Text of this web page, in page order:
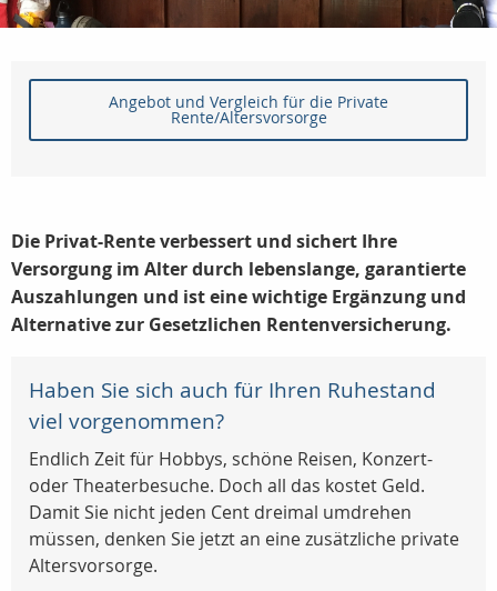
Angebot und Vergleich für die Private
Rente/Altersvorsorge
Die Privat-Rente verbessert und sichert Ihre
Versorgung im Alter durch lebenslange, garantierte
Auszahlungen und ist eine wichtige Ergänzung und
Alternative zur Gesetzlichen Rentenversicherung.
Haben Sie sich auch für Ihren Ruhestand
viel vorgenommen?
Endlich Zeit für Hobbys, schöne Reisen, Konzert-
oder Theaterbesuche. Doch all das kostet Geld.
Damit Sie nicht jeden Cent dreimal umdrehen
müssen, denken Sie jetzt an eine zusätzliche private
Altersvorsorge.